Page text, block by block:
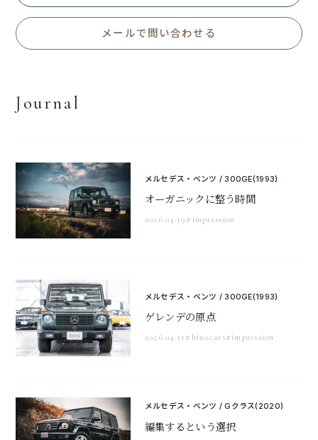
メールで問い合わせる
Journal
メルセデス・ベンツ / 300GE(1993)
オーガニックに整う時間
2026.04.19#impression
メルセデス・ベンツ / 300GE(1993)
ゲレンデの原点
2026.04.11 #hinacars#impression
メルセデス・ベンツ / Gクラス(2020)
編集するという選択